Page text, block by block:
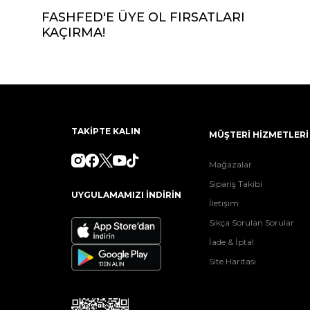
FASHFED'E ÜYE OL FIRSATLARI
KAÇIRMA!
TAKİPTE KALIN
UYGULAMAMIZI İNDİRİN
MÜŞTERİ HİZMETLERİ
Mağazalar
Sipariş Takibi
İletişim
Sıkça Sorulan Sorular
İade & İptal
Site Haritası